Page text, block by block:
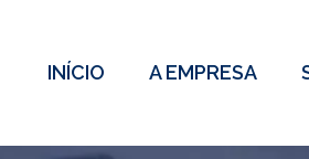
INÍCIO A EMPRESA